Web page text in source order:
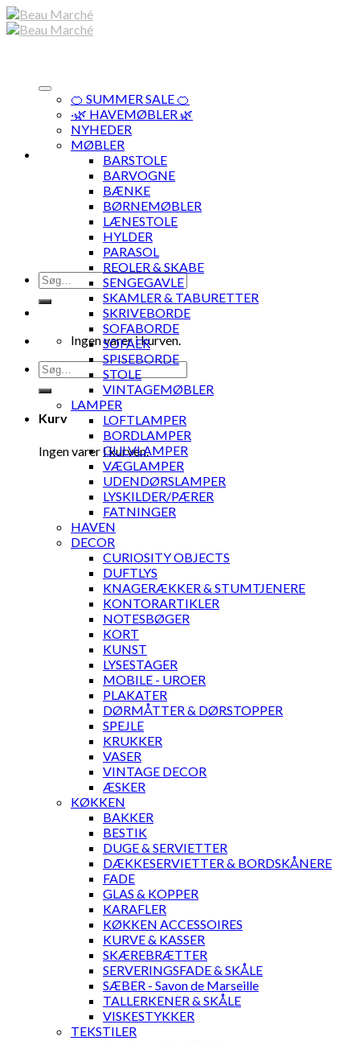
Skip
to
Søg
efter:
Ingen varer i kurven.
Søg
efter:
Kurv
Ingen varer i kurven.
🍊 SUMMER SALE 🍊
·🌿 HAVEMØBLER 🌿
NYHEDER
MØBLER
BARSTOLE
BARVOGNE
BÆNKE
BØRNEMØBLER
LÆNESTOLE
HYLDER
PARASOL
REOLER & SKABE
SENGEGAVLE
SKAMLER & TABURETTER
SKRIVEBORDE
SOFABORDE
SOFAER
SPISEBORDE
STOLE
VINTAGEMØBLER
LAMPER
LOFTLAMPER
BORDLAMPER
GULVLAMPER
VÆGLAMPER
UDENDØRSLAMPER
LYSKILDER/PÆRER
FATNINGER
HAVEN
DECOR
CURIOSITY OBJECTS
DUFTLYS
KNAGERÆKKER & STUMTJENERE
KONTORARTIKLER
NOTESBØGER
KORT
KUNST
LYSESTAGER
MOBILE - UROER
PLAKATER
DØRMÅTTER & DØRSTOPPER
SPEJLE
KRUKKER
VASER
VINTAGE DECOR
ÆSKER
KØKKEN
BAKKER
BESTIK
DUGE & SERVIETTER
DÆKKESERVIETTER & BORDSKÅNERE
FADE
GLAS & KOPPER
KARAFLER
KØKKEN ACCESSOIRES
KURVE & KASSER
SKÆREBRÆTTER
SERVERINGSFADE & SKÅLE
SÆBER - Savon de Marseille
TALLERKENER & SKÅLE
VISKESTYKKER
TEKSTILER